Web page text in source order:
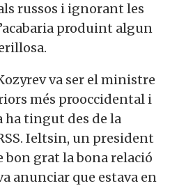
russos i ignorant les
produint algun
va ser el ministre
més prooccidental i
ha tingut des de la
Ieltsin, un president
bon grat la bona relació
anunciar que estava en